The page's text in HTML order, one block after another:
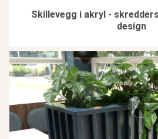
Skillevegg i akryl -
design